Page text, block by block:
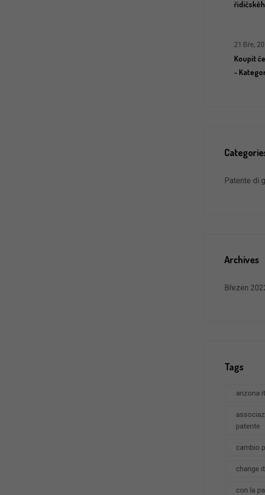
21 Bře,
Koupit
-
Patente di
Archives
Březen
Tags
arizona
patente
cambio
change
con la